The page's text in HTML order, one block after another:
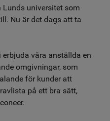
universitet som
Nu är det dags att ta
våra anställda en
omgivningar, som
för kunder att
på ett bra sätt,